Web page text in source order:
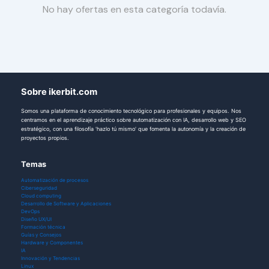
No hay ofertas en esta categoría todavía.
Sobre ikerbit.com
Somos una plataforma de conocimiento tecnológico para profesionales y equipos. Nos
centramos en el aprendizaje práctico sobre automatización con IA, desarrollo web y SEO
estratégico, con una filosofía 'hazlo tú mismo' que fomenta la autonomía y la creación de
proyectos propios.
Temas
Automatización de procesos
Ciberseguridad
Cloud computing
Desarrollo de Software y Aplicaciones
DevOps
Diseño UX/UI
Formación técnica
Guías y Consejos
Hardware y Componentes
IA
Innovación y Tendencias
Linux